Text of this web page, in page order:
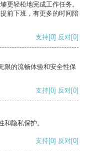
更轻松地完成工作任务。
前下班，有更多的时间陪
支持[0] 反对[0]
限的流畅体验和安全性保
支持[0] 反对[0]
隐私保护。
支持[0] 反对[0]